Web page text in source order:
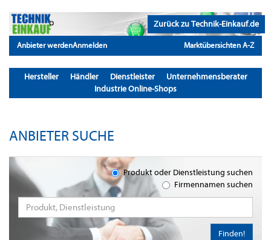
Zurück zu Technik-Einkauf.de
Anbieter werdenAnmelden Marktübersichten A-Z
Hersteller Händler Dienstleister
Unternehmensberater
Industrie Online-Shops
ANBIETER SUCHE
Produkt oder Dienstleistung suchen
Firmennamen suchen
Finden!